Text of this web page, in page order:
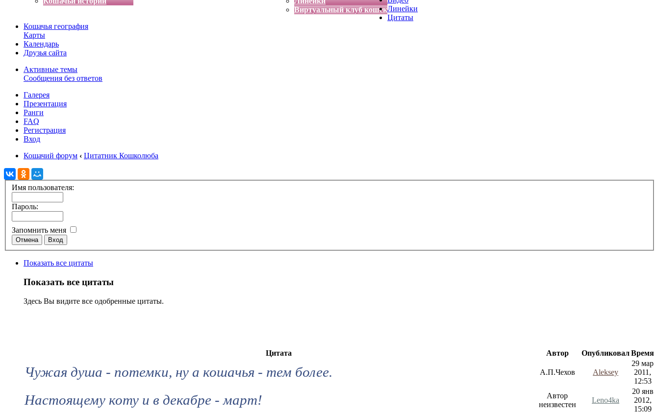
Виртуальный клуб кошекЛинейки
Цитаты
Кошачья география
Карты
Календарь
Друзья сайта
Активные темы
Сообщения без ответов
Галерея
Презентация
Ранги
FAQ
Регистрация
Вход
Кошачий форум ‹ Цитатник Кошколюба
Имя пользователя:
Пароль:
Запомнить меня
Показать все цитаты
Показать все цитаты
Здесь Вы видите все одобренные цитаты.
Цитата Автор ОпубликовалВремя
Чужая душа - потемки, ну а кошачья - тем более. А.П.Чехов Aleksey
29 мар
2011,
12:53
Настоящему коту и в декабре - март!
Автор
неизвестен
Leno4ka
20 янв
2012,
15:09